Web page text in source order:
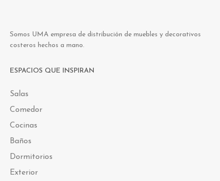
Somos UMA empresa de distribución de muebles y decorativos
costeros hechos a mano.
ESPACIOS QUE INSPIRAN
Salas
Comedor
Cocinas
Baños
Dormitorios
Exterior